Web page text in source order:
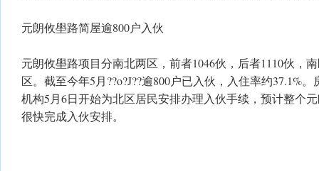
元朗攸壆路简屋逾800户入伙
元朗攸壆路项目分南北两区，前者1046伙，后者1110伙，
区。截至今年5月??o?J??逾800户已入伙，入住率约37.1%
机构5月6日开始为北区居民安排办理入伙手续，预计整个
很快完成入伙安排。